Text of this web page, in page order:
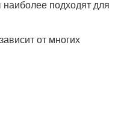
подходят для
от многих